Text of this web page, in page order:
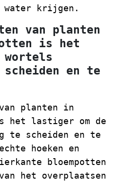
water krijgen.
van planten
is het
en te
planten in
het lastiger om de
te scheiden en te
hoeken en
bloempotten
het overplaatsen